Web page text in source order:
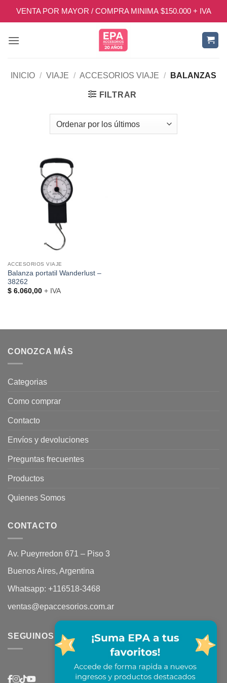
VENTA POR MAYOR / COMPRA MINIMA $150.000 + IVA
INICIO / VIAJE / ACCESORIOS VIAJE / BALANZAS
FILTRAR
ACCESORIOS VIAJE
Balanza portatil Wanderlust –
38262
$6.060,00+ IVA
CONOZCA MÁS
Categorias
Como comprar
Contacto
Envíos y devoluciones
Preguntas frecuentes
Productos
Quienes Somos
CONTACTO
Av. Pueyrredon 671 – Piso 3
Buenos Aires, Argentina
Whatsapp: +116518-3468
ventas@epaccesorios.com.ar
SEGUINOS EN REDES